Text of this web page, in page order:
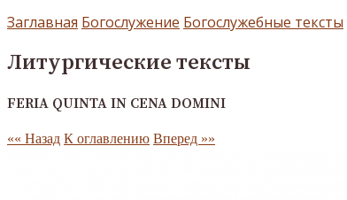
Заглавная Богослужение Богослужебные тексты
Литургические тексты
FERIA QUINTA IN CENA DOMINI
«« Назад К оглавлению Вперед »»